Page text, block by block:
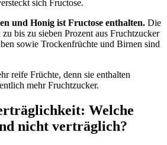
sich Fructose.
und Honig ist Fructose enthalten. Die
zu bis zu sieben Prozent aus Fruchtzucker
sowie Trockenfrüchte und Birnen sind
reife Früchte, denn sie enthalten
mehr Fruchtzucker.
Welche
nicht verträglich?